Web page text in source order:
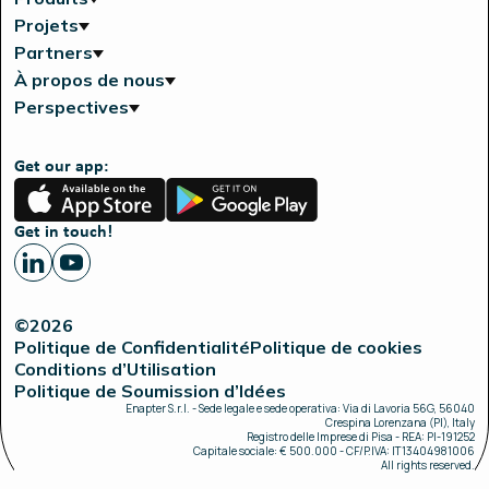
Projets
Partners
À propos de nous
Perspectives
Get our app:
App
Store
Google
Play
Get in touch!
©2026
Politique de ConfidentialitéPolitique de cookies
Conditions d’Utilisation
Politique de Soumission d’Idées
Enapter S.r.l. - Sede legale e sede operativa: Via di Lavoria 56G, 56040
Crespina Lorenzana (PI), Italy
Registro delle Imprese di Pisa - REA: PI-191252
Capitale sociale: € 500.000 - CF/P.IVA: IT13404981006
All rights reserved.